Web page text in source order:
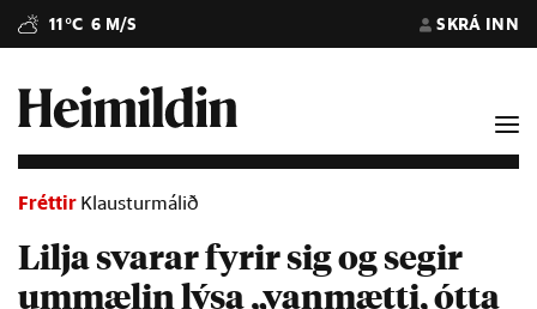
11°C 6 M/S SKRÁ INN
Fréttir Klausturmálið
Lilja svarar fyrir sig og segir
ummælin lýsa „vanmætti, ótta